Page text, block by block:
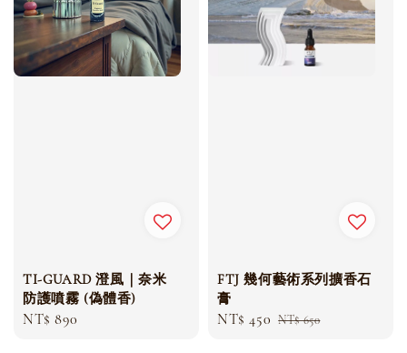
TI-GUARD 澄風｜奈米
防護噴霧 (偽體香)
Regular
NT$ 890
FTJ 幾何藝術系列擴香石
膏
Sale
NT$ 450 Regular
NT$ 650